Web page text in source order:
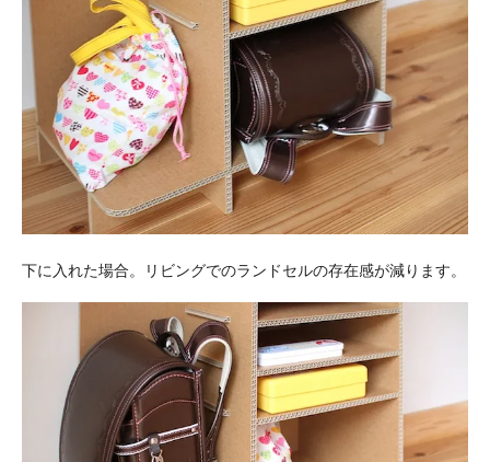
下に入れた場合。リビングでのランドセルの存在感が減ります。